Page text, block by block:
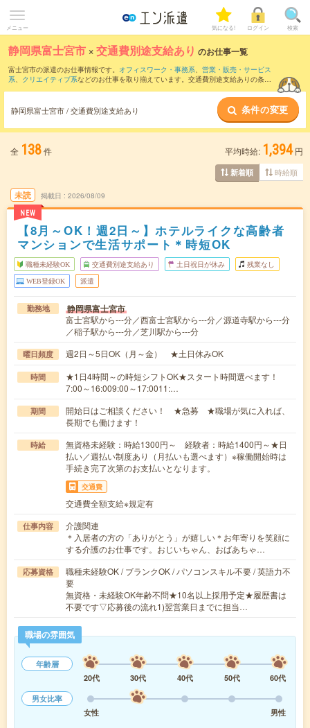
メニュー 気になる! ログイン 検索
静岡県富士宮市 ×交通費別途支給あり のお仕事一覧
富士宮市の派遣のお仕事情報です。 オフィスワーク・事務系、 営業・販売・サービス
系、 クリエイティブ系などのお仕事を取り揃えています。交通費別途支給ありの条件
静岡県富士宮市 / 交通費別途支給あり 条件の変更
全 138件 平均時給: 1,394 円
新着順 時給順
未読
NEW
掲載日 2026/08/09
【8月～OK！週2日～】ホテルライクな高齢者
マンションで生活サポート＊時短OK
職種未経験OK 交通費別途支給あり 土日祝日が休み 残業なし
WEB登録OK 派遣
勤務地 静岡県富士宮市
富士宮駅から---分／西富士宮駅から---分／源道寺駅から---分
／稲子駅から---分／芝川駅から---分
曜日頻度 週2日～5日OK（月～金） ★土日休みOK
時間
★1日4時間～の時短シフトOK★スタート時間選べます！
7:00～16:009:00～17:0011:…
期間
開始日はご相談ください！ ★急募 ★職場が気に入れば、
長期でも働けます！
時給
無資格未経験：時給1300円～ 経験者：時給1400円～★日
払い／週払い制度あり（月払いも選べます）※稼働開始時は
手続き完了次第のお支払いとなります。
交通費
交通費全額支給※規定有
仕事内容
介護関連
＊入居者の方の「ありがとう」が嬉しい＊お年寄りを笑顔に
する介護のお仕事です。おじいちゃん、おばあちゃ…
応募資格
職種未経験OK / ブランクOK / パソコンスキル不要 / 英語力不
要
無資格・未経験OK年齢不問★10名以上採用予定★履歴書は
不要です▽応募後の流れ1)翌営業日までに担当…
職場の雰囲気
年齢層
20代
30代 40代 50代
60代
男女比率
女性
男性